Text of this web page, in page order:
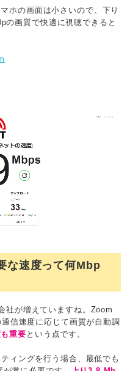
ホの画面は小さいので、下り
の画質で快適に視聴できると
な速度って何Mbp
社が増えていますね。Zoom
信速度に応じて画質が自動調
も重要 という点です。
ィングを行う場合、最低でも